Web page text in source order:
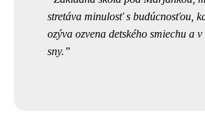
stretáva minulosť s budúcnosťou,
ozýva ozvena detského smiechu a
sny.